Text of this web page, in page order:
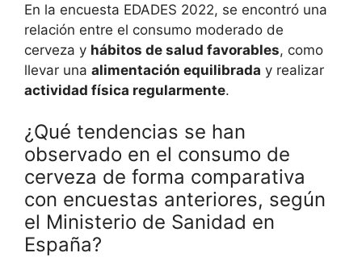
En la encuesta EDADES 2022, se encontró una
relación entre el consumo moderado de
cerveza y hábitos de salud favorables, como
llevar una alimentación equilibrada y realizar
actividad física regularmente.
¿Qué tendencias se han
observado en el consumo de
cerveza de forma comparativa
con encuestas anteriores, según
el Ministerio de Sanidad en
España?